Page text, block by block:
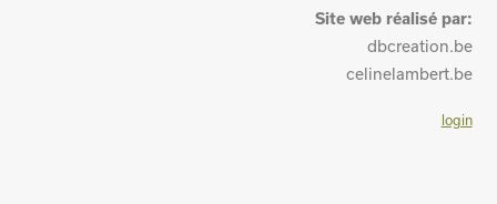
Site web réalisé par:
dbcreation.be
celinelambert.be
login